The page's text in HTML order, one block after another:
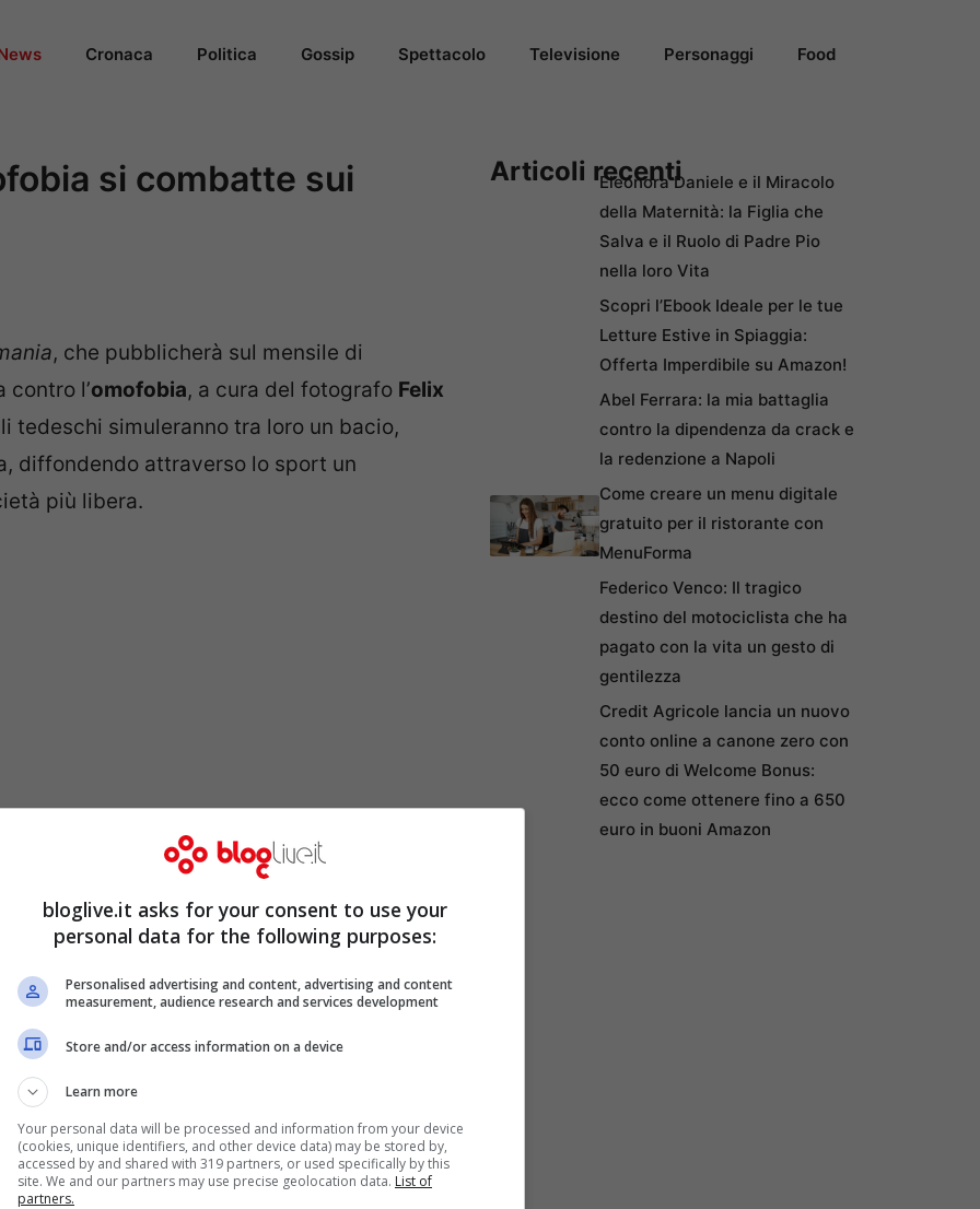
Cronaca Politica Gossip Spettacolo Televisione Personaggi Food
si combatte sui
, che pubblicherà sul mensile di
l’omofobia, a cura del fotografo Felix
tedeschi simuleranno tra loro un bacio,
diffondendo attraverso lo sport un
più libera.
il giro del web sono i due giocatori di
, della nazionale tedesca.
i due si sono lasciati andare a
schiacciare dall’altra parte del campo (il
uguaglianza, lotta al pregiudizio.
a questa iniziativa, per rendere ancora
e comunicazione con e per il mondo.
Articoli recentiEleonora Daniele e il Miracolo
della Maternità: la Figlia che
Salva e il Ruolo di Padre Pio
nella loro Vita
Scopri l’Ebook Ideale per le tue
Letture Estive in Spiaggia:
Offerta Imperdibile su Amazon!
Abel Ferrara: la mia battaglia
contro la dipendenza da crack e
la redenzione a Napoli
Come creare un menu digitale
gratuito per il ristorante con
MenuForma
Federico Venco: Il tragico
destino del motociclista che ha
pagato con la vita un gesto di
gentilezza
Credit Agricole lancia un nuovo
conto online a canone zero con
50 euro di Welcome Bonus:
ecco come ottenere fino a 650
euro in buoni Amazon
bloglive.it asks for your consent to use your
personal data for the following purposes:
Personalised advertising and content, advertising and content
measurement, audience research and services development
Store and/or access information on a device
Learn more
Your personal data will be processed and information from your device
(cookies, unique identifiers, and other device data) may be stored by,
accessed by and shared with 319 partners, or used specifically by this
site. We and our partners may use precise geolocation data. List of
partners.